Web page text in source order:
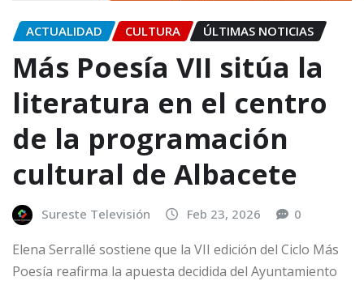
ACTUALIDAD CULTURA ÚLTIMAS NOTICIAS
Más Poesía VII sitúa la
literatura en el centro
de la programación
cultural de Albacete
Sureste Televisión Feb 23, 2026 0
Elena Serrallé sostiene que la VII edición del Ciclo Más
Poesía reafirma la apuesta decidida del Ayuntamiento